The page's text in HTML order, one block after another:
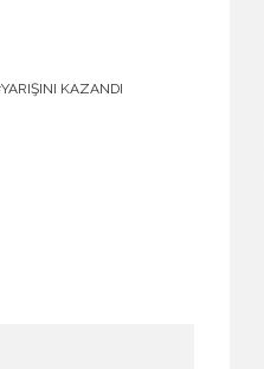
YARIŞINI KAZANDI